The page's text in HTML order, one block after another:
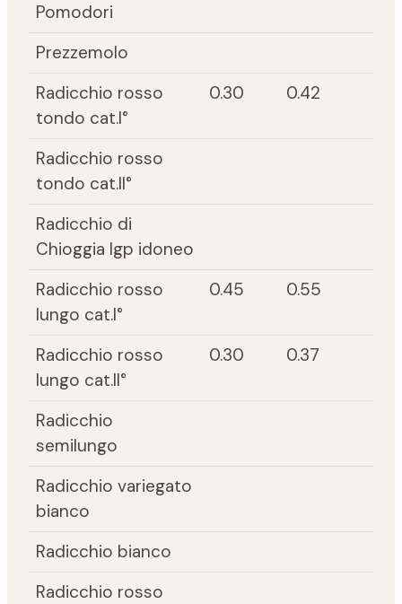
Pomodori
Prezzemolo
Radicchio rosso
tondo cat.I°
0.30 0.42
Radicchio rosso
tondo cat.II°
Radicchio di
Chioggia Igp idoneo
Radicchio rosso
lungo cat.I°
0.45 0.55
Radicchio rosso
lungo cat.II°
0.30 0.37
Radicchio
semilungo
Radicchio variegato
bianco
Radicchio bianco
Radicchio rosso